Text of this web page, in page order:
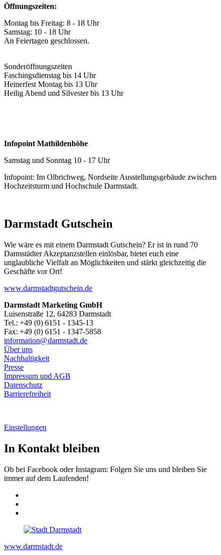
Öffnungszeiten:
Montag bis Freitag: 8 - 18 Uhr
Samstag: 10 - 18 Uhr
An Feiertagen geschlossen.
Sonderöffnungszeiten
Faschingsdienstag bis 14 Uhr
Heinerfest Montag bis 13 Uhr
Heilig Abend und Silvester bis 13 Uhr
Infopoint Mathildenhöhe
Samstag und Sonntag 10 - 17 Uhr
Infopoint: Im Olbrichweg, Nordseite Ausstellungsgebäude zwischen
Hochzeitsturm und Hochschule Darmstadt.
Darmstadt Gutschein
Wie wäre es mit einem Darmstadt Gutschein? Er ist in rund 70
Darmstädter Akzeptanzstellen einlösbar, bietet euch eine
unglaubliche Vielfalt an Möglichkeiten und stärkt gleichzeitig die
Geschäfte vor Ort!
www.darmstadtgutschein.de
Darmstadt Marketing GmbH
Luisenstraße 12, 64283 Darmstadt
Tel.: +49 (0) 6151 - 1345-13
Fax: +49 (0) 6151 - 1347-5858
information@darmstadt.de
Über uns
Nachhaltigkeit
Presse
Impressum und AGB
Datenschutz
Barrierefreiheit
Einstellungen
In Kontakt bleiben
Ob bei Facebook oder Instagram: Folgen Sie uns und bleiben Sie
immer auf dem Laufenden!
www.darmstadt.de